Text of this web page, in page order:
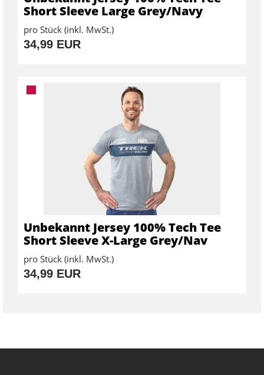
Short Sleeve Large Grey/Navy
pro Stück (inkl. MwSt.)
34,99 EUR
Unbekannt Jersey 100% Tech Tee
Short Sleeve X-Large Grey/Nav
pro Stück (inkl. MwSt.)
34,99 EUR